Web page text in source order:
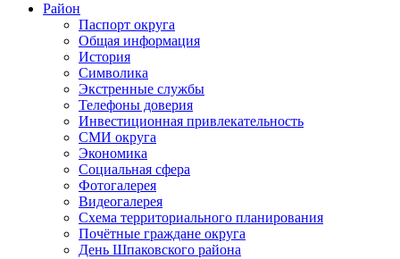
Район
Паспорт округа
Общая информация
История
Символика
Экстренные службы
Телефоны доверия
Инвестиционная привлекательность
СМИ округа
Экономика
Социальная сфера
Фотогалерея
Видеогалерея
Схема территориального планирования
Почётные граждане округа
День Шпаковского района